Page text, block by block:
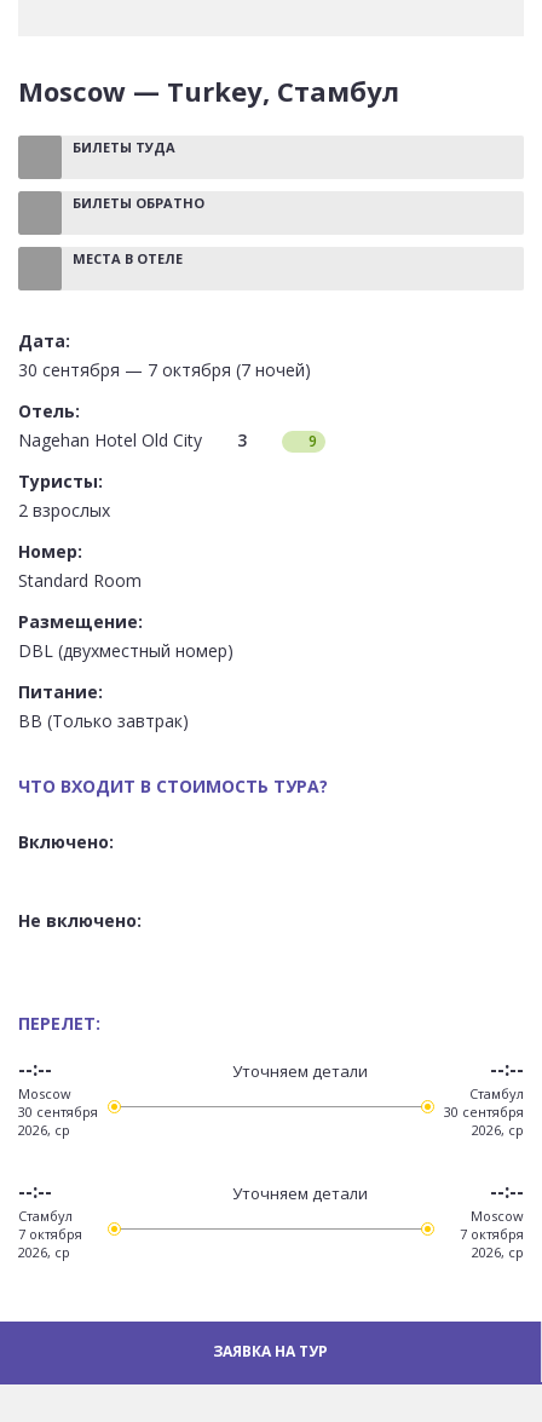
Moscow — Turkey, Стамбул
БИЛЕТЫ ТУДА
БИЛЕТЫ ОБРАТНО
МЕСТА В ОТЕЛЕ
Дата:
30 сентября — 7 октября (7 ночей)
Отель:
Nagehan Hotel Old City
3 9
Туристы:
2 взрослых
Номер:
Standard Room
Размещение:
DBL (двухместный номер)
Питание:
BB (Только завтрак)
ЧТО ВХОДИТ В СТОИМОСТЬ ТУРА?
Включено:
Не включено:
ПЕРЕЛЕТ:
--:--
Moscow
30 сентября
2026, ср
Уточняем детали --:--
Стамбул
30 сентября
2026, ср
--:--
Стамбул
7 октября
2026, ср
Уточняем детали --:--
Moscow
7 октября
2026, ср
ЗАЯВКА НА ТУР